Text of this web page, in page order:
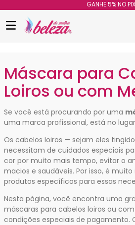
GANHE 5% NO PIX
Máscara para
Loiros ou com
Se você está procurando por uma
uma marca profissional, está no
Os cabelos loiros — sejam eles
necessitam de cuidados especiais
cor por muito mais tempo, evitar o
macios e saudáveis. Por isso, é
produtos específicos para essas
Nesta página, você encontra uma
máscaras para cabelos loiros ou
condições especiais de pagamento.